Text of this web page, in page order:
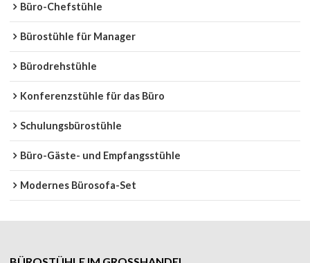
Büro-Chefstühle
Bürostühle für Manager
Bürodrehstühle
Konferenzstühle für das Büro
Schulungsbürostühle
Büro-Gäste- und Empfangsstühle
Modernes Bürosofa-Set